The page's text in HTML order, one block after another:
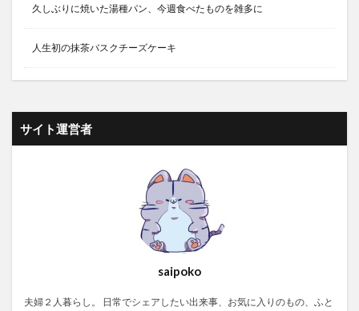
久しぶりに焼いた湯種パン、今週食べたものを雑多に
人生初の抹茶バスクチーズケーキ
サイト運営者
saipoko
夫婦２人暮らし。 日常でシェアしたい出来事、お気に入りのもの、ふと